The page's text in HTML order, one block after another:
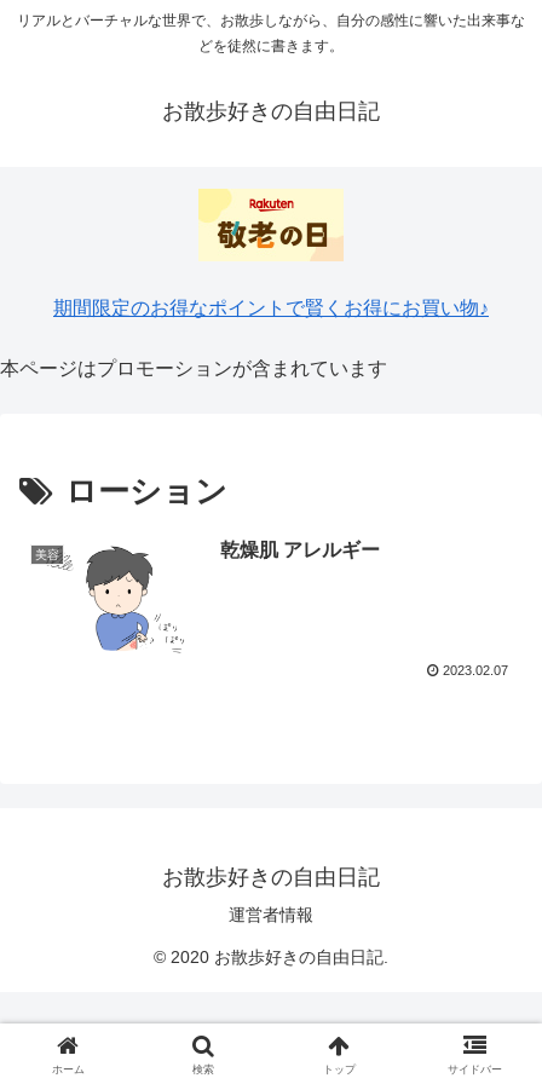
リアルとバーチャルな世界で、お散歩しながら、自分の感性に響いた出来事な
どを徒然に書きます。
お散歩好きの自由日記
期間限定のお得なポイントで賢くお得にお買い物♪
本ページはプロモーションが含まれています
ローション
美容 乾燥肌 アレルギー
2023.02.07
お散歩好きの自由日記
運営者情報
© 2020 お散歩好きの自由日記.
ホーム 検索 トップ サイドバー